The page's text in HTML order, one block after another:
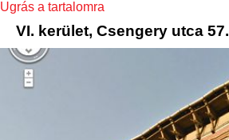
Ugrás a tartalomra
VI. kerület, Csengery utca 57.